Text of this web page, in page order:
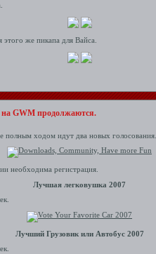
этого же пикапа для Вайса.
на GWM продолжаются.
полным ходом идут два новых голосования.
необходима регистрация.
Лучшая легковушка 2007
Лучший Грузовик или Автобус 2007